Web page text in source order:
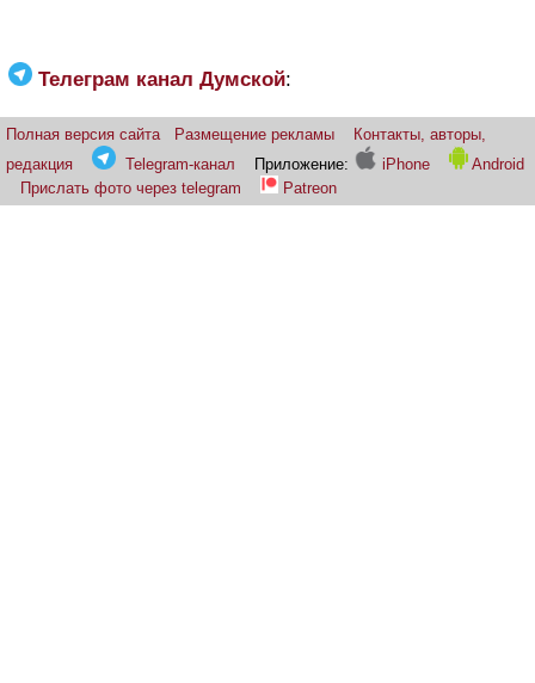
Телеграм канал Думской:
Полная версия сайта Размещение рекламы
Контакты, авторы,
редакция
Telegram-канал Приложение: iPhone
Android
Прислать фото через telegram
Patreon